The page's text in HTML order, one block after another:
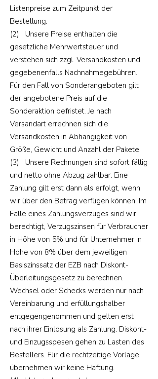
Listenpreise zum Zeitpunkt der
Bestellung.
(2) Unsere Preise enthalten die
gesetzliche Mehrwertsteuer und
verstehen sich zzgl. Versandkosten und
gegebenenfalls Nachnahmegebühren.
Für den Fall von Sonderangeboten gilt
der angebotene Preis auf die
Sonderaktion befristet. Je nach
Versandart errechnen sich die
Versandkosten in Abhängigkeit von
Größe, Gewicht und Anzahl der Pakete.
(3) Unsere Rechnungen sind sofort fällig
und netto ohne Abzug zahlbar. Eine
Zahlung gilt erst dann als erfolgt, wenn
wir über den Betrag verfügen können. Im
Falle eines Zahlungsverzuges sind wir
berechtigt, Verzugszinsen für Verbraucher
in Höhe von 5% und für Unternehmer in
Höhe von 8% über dem jeweiligen
Basiszinssatz der EZB nach Diskont-
Überleitungsgesetz zu berechnen.
Wechsel oder Schecks werden nur nach
Vereinbarung und erfüllungshalber
entgegengenommen und gelten erst
nach ihrer Einlösung als Zahlung. Diskont-
und Einzugsspesen gehen zu Lasten des
Bestellers. Für die rechtzeitige Vorlage
übernehmen wir keine Haftung.